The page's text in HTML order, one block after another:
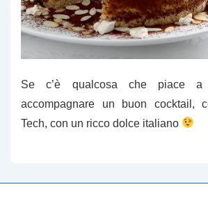
Se c’è qualcosa che piace
accompagnare un buon cocktail,
Tech, con un ricco dolce italiano